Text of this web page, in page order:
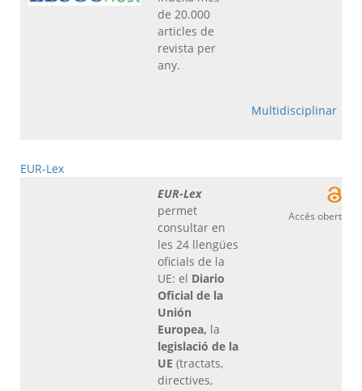
de 20.000
articles de
revista per
any.
Multidisciplinar
EUR-Lex
EUR-Lex
permet
consultar en
les 24 llengües
oficials de la
UE: el Diario
Oficial de la
Unión
Europea, la
legislació de la
UE (tractats,
directives,
Accés obert